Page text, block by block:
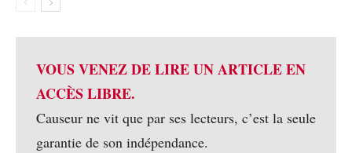
VOUS VENEZ DE LIRE UN ARTICLE EN
ACCÈS LIBRE.
Causeur ne vit que par ses lecteurs, c’est la seule
garantie de son indépendance.